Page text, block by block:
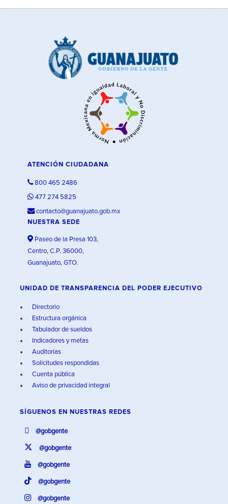
ATENCIÓN CIUDADANA
800 465 2486
477 274 5825
contacto@guanajuato.gob.mx
NUESTRA SEDE
Paseo de la Presa 103,
Centro, C.P. 36000,
Guanajuato, GTO.
UNIDAD DE TRANSPARENCIA DEL PODER EJECUTIVO
Directorio
Estructura orgánica
Tabulador de sueldos
Indicadores y metas
Auditorías
Solicitudes respondidas
Cuenta pública
Aviso de privacidad integral
SÍGUENOS EN NUESTRAS REDES
@gobgente
@gobgente
@gobgente
@gobgente
@gobgente